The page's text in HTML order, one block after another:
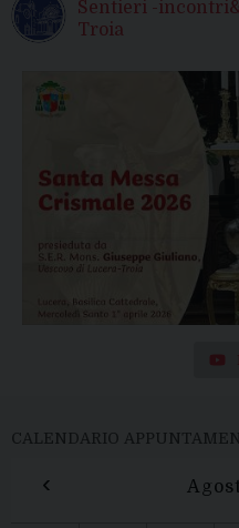
Sentieri -
Troia
CALENDARIO
‹